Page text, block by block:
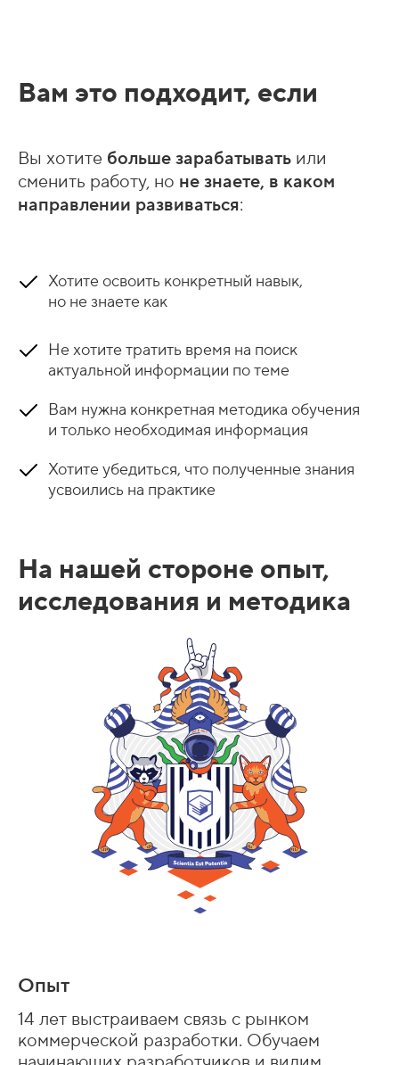
Вам это подходит, если
Вы хотите больше зарабатывать или
сменить работу, но не знаете, в каком
направлении развиваться:
Хотите освоить конкретный навык,
но не знаете как
Не хотите тратить время на поиск
актуальной информации по теме
Вам нужна конкретная методика обучения
и только необходимая информация
Хотите убедиться, что полученные знания
усвоились на практике
На нашей стороне опыт,
исследования и методика
Опыт
14 лет выстраиваем связь с рынком
коммерческой разработки. Обучаем